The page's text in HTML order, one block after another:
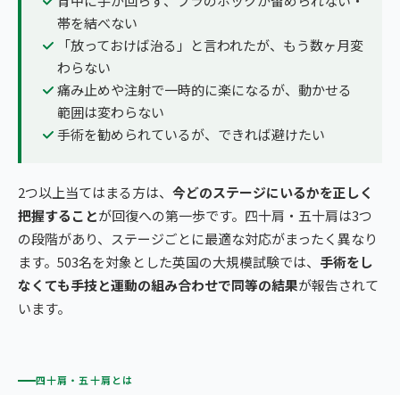
帯を結べない
「放っておけば治る」と言われたが、もう数ヶ月変
わらない
痛み止めや注射で一時的に楽になるが、動かせる
範囲は変わらない
手術を勧められているが、できれば避けたい
2つ以上当てはまる方は、 今どのステージにいるかを正しく
把握することが回復への第一歩です。四十肩・五十肩は3つ
の段階があり、ステージごとに最適な対応がまったく異なり
ます。503名を対象とした英国の大規模試験では、 手術をし
なくても手技と運動の組み合わせで同等の結果が報告されて
います。
四十肩・五十肩とは